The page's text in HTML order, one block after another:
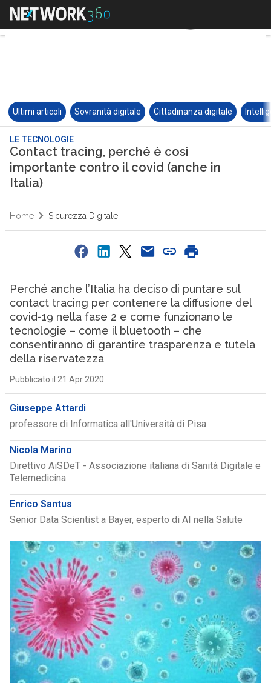
Ultimi articoli Sovranità digitale Cittadinanza digitale
LE TECNOLOGIE
Contact tracing, perché è così
importante contro il covid (anche in
Italia)
Home Sicurezza Digitale
Perché anche l’Italia ha deciso di puntare sul
contact tracing per contenere la diffusione del
covid-19 nella fase 2 e come funzionano le
tecnologie – come il bluetooth – che
consentiranno di garantire trasparenza e tutela
della riservatezza
Pubblicato il 21 Apr 2020
Giuseppe Attardi
professore di Informatica all'Università di Pisa
Nicola Marino
Direttivo AiSDeT - Associazione italiana di Sanità Digitale e
Telemedicina
Enrico Santus
Senior Data Scientist a Bayer, esperto di AI nella Salute